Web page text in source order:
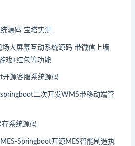
源码-宝塔实测
场大屏幕互动系统源码 带微信上墙
戏+红包等功能
开源客服系统源码
二次开发WMS带移动端管
存系统源码
Springboot开源MES智能制造执